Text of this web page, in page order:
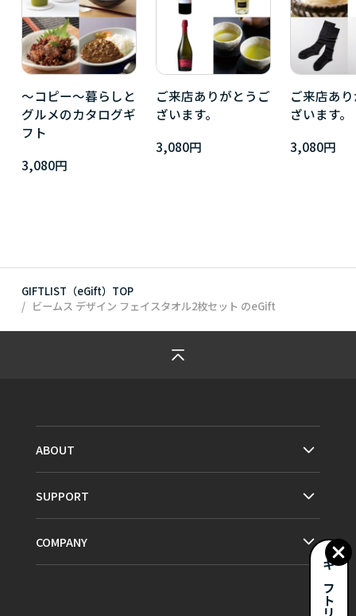
～コピー～暮らしと
グルメのカタログギ
フト
3,080円
ご来店ありがとうご
ざいます。
3,080円
ご来店あ
ざいます。
3,080円
GIFTLIST（eGift）TOP
ビームス デザイン フェイスタオル2枚セット のeGift
ABOUT
SUPPORT
COMPANY